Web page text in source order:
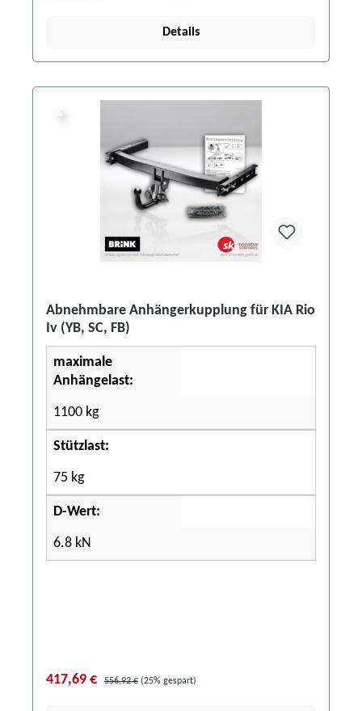
Details
Abnehmbare Anhängerkupplung für KIA Rio
Iv (YB, SC, FB)
maximale
Anhängelast:
1100 kg
Stützlast:
75 kg
D-Wert:
6.8 kN
417,69 € 556,92 € (25% gespart)